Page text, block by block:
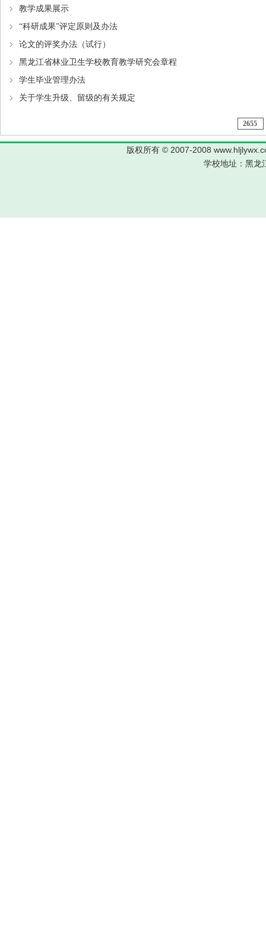
教学成果展示
“科研成果”评定原则及办法
论文的评奖办法（试行）
黑龙江省林业卫生学校教育教学研究会章程
学生毕业管理办法
关于学生升级、留级的有关规定
2655
版权所有 © 2007-2008
学校地址：黑龙